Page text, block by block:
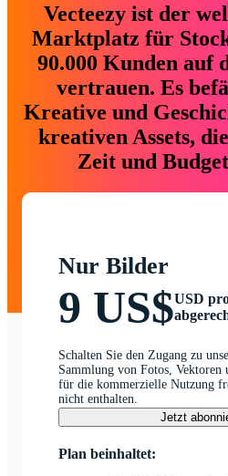
Vecteezy ist der
Marktplatz für
90.000 Kunden auf
vertrauen. Es
Kreative und
kreativen Assets,
Zeit und
Nur Bilder
9 US$USD
Schalten Sie den Zugang zu
Sammlung von Fotos,
für die kommerzielle Nutzung
nicht enthalten.
Jetzt
Plan beinhaltet: